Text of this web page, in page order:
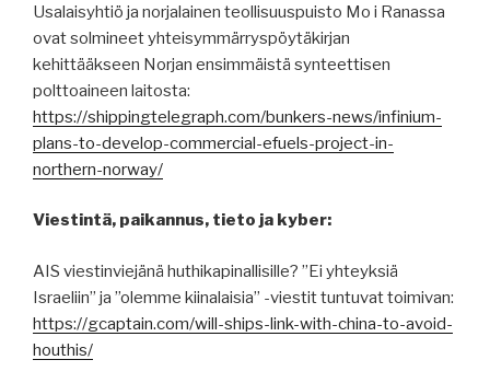
Usalaisyhtiö ja norjalainen teollisuuspuisto Mo i Ranassa
ovat solmineet yhteisymmärryspöytäkirjan
kehittääkseen Norjan ensimmäistä synteettisen
polttoaineen laitosta:
https://shippingtelegraph.com/bunkers-news/infinium-
plans-to-develop-commercial-efuels-project-in-
northern-norway/
Viestintä, paikannus, tieto ja kyber:
AIS viestinviejänä huthikapinallisille? ”Ei yhteyksiä
Israeliin” ja ”olemme kiinalaisia” -viestit tuntuvat toimivan:
https://gcaptain.com/will-ships-link-with-china-to-avoid-
houthis/